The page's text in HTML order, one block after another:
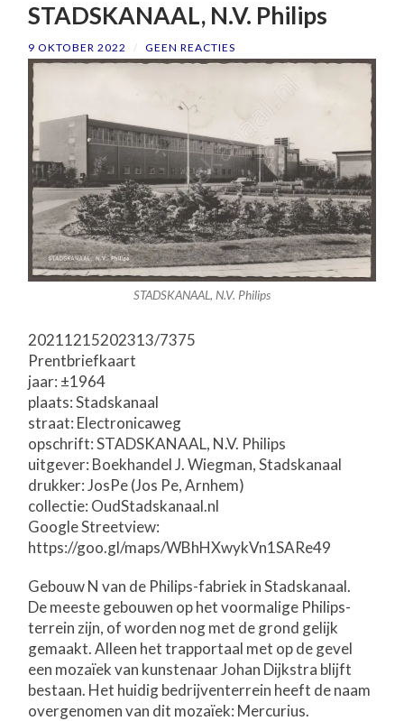
STADSKANAAL, N.V. Philips
9 OKTOBER 2022 / GEEN REACTIES
STADSKANAAL, N.V. Philips
20211215202313/7375
Prentbriefkaart
jaar: ±1964
plaats: Stadskanaal
straat: Electronicaweg
opschrift: STADSKANAAL, N.V. Philips
uitgever: Boekhandel J. Wiegman, Stadskanaal
drukker: JosPe (Jos Pe, Arnhem)
collectie: OudStadskanaal.nl
Google Streetview:
https://goo.gl/maps/WBhHXwykVn1SARe49
Gebouw N van de Philips-fabriek in Stadskanaal.
De meeste gebouwen op het voormalige Philips-
terrein zijn, of worden nog met de grond gelijk
gemaakt. Alleen het trapportaal met op de gevel
een mozaïek van kunstenaar Johan Dijkstra blijft
bestaan. Het huidig bedrijventerrein heeft de naam
overgenomen van dit mozaïek: Mercurius.